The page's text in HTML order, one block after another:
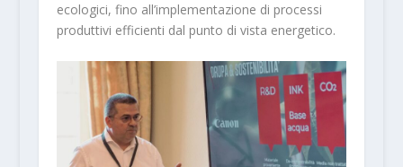
ecologici, fino all’implementazione di processi
produttivi efficienti dal punto di vista energetico.